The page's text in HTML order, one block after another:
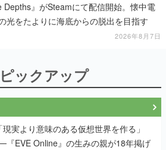
Depths』がSteamにて配信開始。懐中電
光をたよりに海底からの脱出を目指す
2026年8月7日
ックアップ
「現実より意味のある仮想世界を作る」
『EVE Online』の生みの親が18年掲げ